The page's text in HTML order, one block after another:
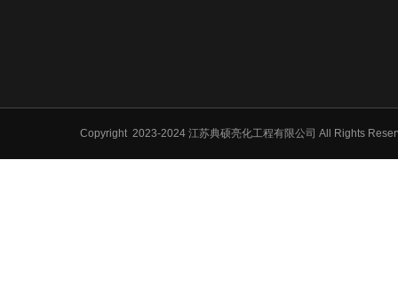
Copyright 2023-2024 江苏典硕亮化工程有限公司 All Rights